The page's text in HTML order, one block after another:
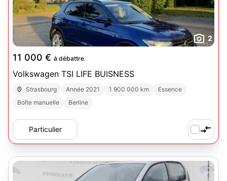
2
11 000 € à débattre
Volkswagen TSI LIFE BUISNESS
Strasbourg Année 2021 1 900 000 km
Essence
Boîte manuelle
Berline
Particulier